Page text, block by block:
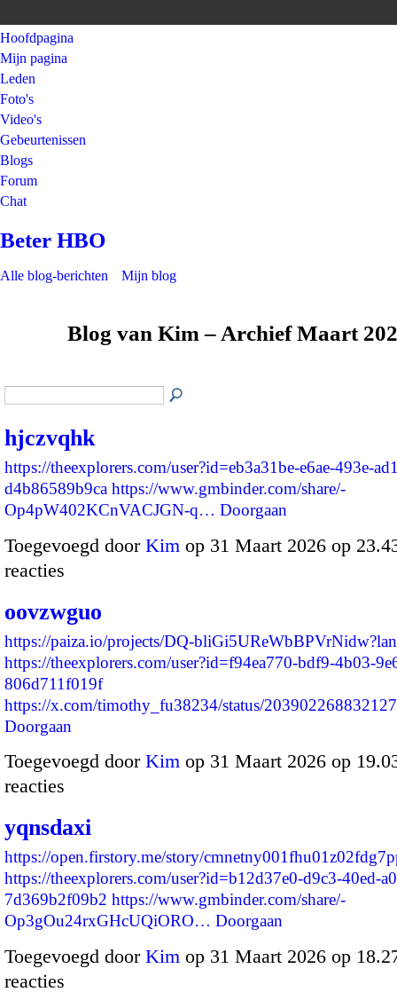
Hoofdpagina
Mijn pagina
Leden
Foto's
Video's
Gebeurtenissen
Blogs
Forum
Chat
Beter HBO
Alle blog-berichten Mijn blog
Blog van Kim – Archief Maart
hjczvqhk
https://theexplorers.com/user?id=eb3a31be-e6ae-493e-
d4b86589b9ca https://www.gmbinder.com/share/-
Op4pW402KCnVACJGN-q… Doorgaan
Toegevoegd door Kim op 31 Maart 2026 op
reacties
oovzwguo
https://paiza.io/projects/DQ-
https://theexplorers.com/user?id=f94ea770-bdf9-4b03-
806d711f019f
https://x.com/timothy_fu38234/status/
Doorgaan
Toegevoegd door Kim op 31 Maart 2026 op
reacties
yqnsdaxi
https://open.firstory.me/story/
https://theexplorers.com/user?id=b12d37e0-d9c3-40ed-
7d369b2f09b2 https://www.gmbinder.com/share/-
Op3gOu24rxGHcUQiORO… Doorgaan
Toegevoegd door Kim op 31 Maart 2026 op
reacties